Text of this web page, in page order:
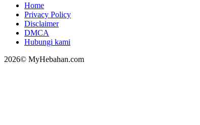
Home
Privacy Policy
Disclaimer
DMCA
Hubungi kami
2026© MyHebahan.com